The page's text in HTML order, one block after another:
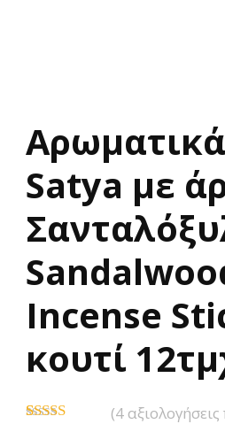
Satya με
Incense
κουτί
(4